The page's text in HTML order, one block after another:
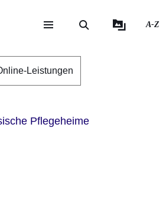
A-Z
Leistungen
Pflegeheime